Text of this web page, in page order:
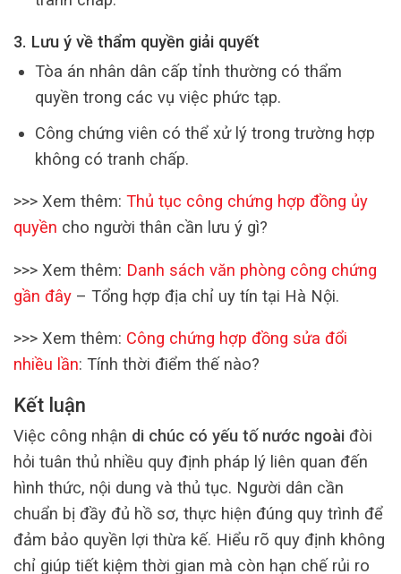
3. Lưu ý về thẩm quyền giải quyết
Tòa án nhân dân cấp tỉnh thường có thẩm
quyền trong các vụ việc phức tạp.
Công chứng viên có thể xử lý trong trường hợp
không có tranh chấp.
>>> Xem thêm: Thủ tục công chứng hợp đồng ủy
quyền cho người thân cần lưu ý gì?
>>> Xem thêm: Danh sách văn phòng công chứng
gần đây – Tổng hợp địa chỉ uy tín tại Hà Nội.
>>> Xem thêm: Công chứng hợp đồng sửa đổi
nhiều lần: Tính thời điểm thế nào?
Kết luận
Việc công nhận di chúc có yếu tố nước ngoài đòi
hỏi tuân thủ nhiều quy định pháp lý liên quan đến
hình thức, nội dung và thủ tục. Người dân cần
chuẩn bị đầy đủ hồ sơ, thực hiện đúng quy trình để
đảm bảo quyền lợi thừa kế. Hiểu rõ quy định không
chỉ giúp tiết kiệm thời gian mà còn hạn chế rủi ro